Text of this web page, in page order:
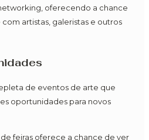
oferecendo a chance
artistas, galeristas e outros
de eventos de arte que
oportunidades para novos
feiras oferece a chance de ver